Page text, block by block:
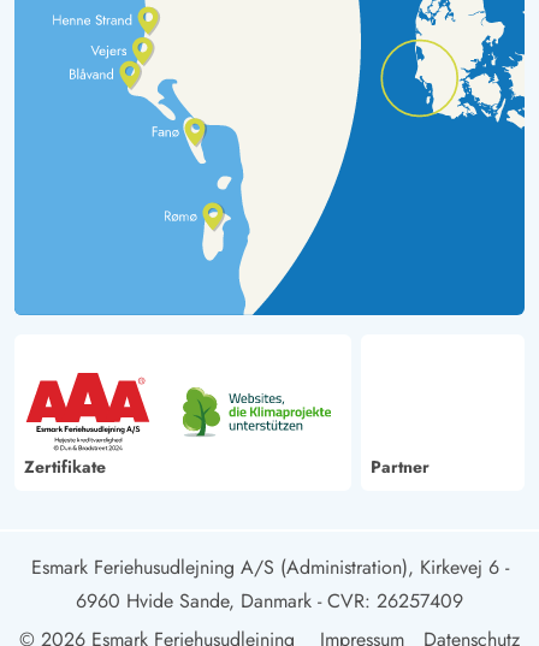
Zertifikate Partner
Esmark Feriehusudlejning A/S (Administration), Kirkevej 6 -
6960 Hvide Sande, Danmark - CVR: 26257409
© 2026 Esmark Feriehusudlejning
Impressum Datenschutz